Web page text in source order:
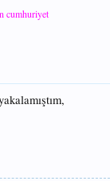
cumhuriyet